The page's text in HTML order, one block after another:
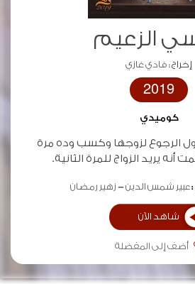
الزعيم
إخراج :فادي غازي
2019
كوميدي
الرجوع لزوجها وكسب وده مرة
أنه يريد الزواج للمرة الثانية.
عبير شمس الدين زهير رمضان
شاهد الآن
أضف إلى المفضلة